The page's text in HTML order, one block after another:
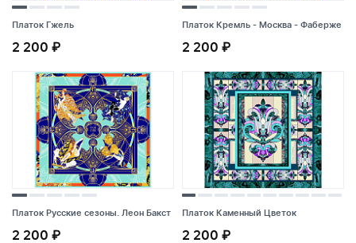
Платок Гжель
2 200 ₽
Платок Гжель
2 200 ₽
Платок Кремль - Москва - Фаберже
2 200 ₽
Платок Кремль - Москва - Фаберже
2 200 ₽
Платок Русские сезоны. Леон Бакст
2 200 ₽
Платок Русские сезоны. Леон Бакст
Платок Каменный Цветок
2 200 ₽
Платок Каменный Цветок